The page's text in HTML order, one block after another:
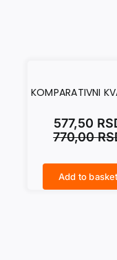
KOMPARATIVNI
770,00
577,50
Add to basket